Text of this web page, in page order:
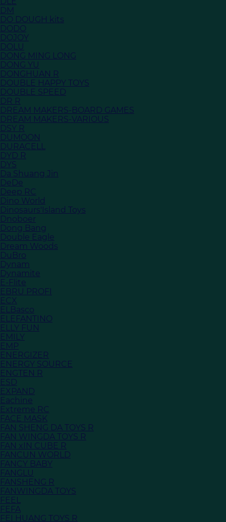
DM
DO DOUGH kits
DODO
DOJOY
DOLU
DONG MING LONG
DONG YU
DONGHUAN R
DOUBLE HAPPY TOYS
DOUBLE SPEED
DR R
DREAM MAKERS-BOARD GAMES
DREAM MAKERS-VARIOUS
DSY R
DUMOON
DURACELL
DYD R
DYS
Da Shuang Jin
DeDe
Deep RC
Dino World
Dinosaurs'Island Toys
Dnoboer
Dong Bang
Double Eagle
Dream Woods
DuBro
Dynam
Dynamite
E-Flite
EBRU PROFI
ECX
ELBasco
ELEFANTINO
ELLY FUN
EMILY
EMP
ENERGIZER
ENERGY SOURCE
ENGTEN R
ESD
EXPAND
Eachine
Extreme RC
FACE MASK
FAN SHENG DA TOYS R
FAN WINGDA TOYS R
FAN xIN CUBE R
FANCUN WORLD
FANCY BABY
FANGLU
FANSHENG R
FANWINGDA TOYS
FEEL
FEFA
FEI HUANG TOYS R